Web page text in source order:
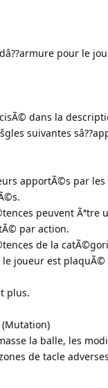
pour le
dans la
suivantes
apportÃ©s par
peuvent Ãªtre
par action.
de la
joueur est plaquÃ©
plus.
la balle, les
de tacle